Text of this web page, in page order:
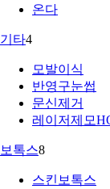
온다
기타4
모발이식
반영구눈썹
문신제거
레이저제모
보톡스8
스킨보톡스